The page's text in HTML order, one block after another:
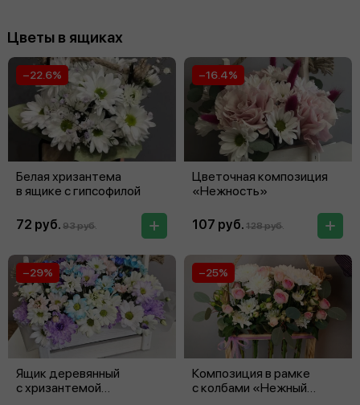
Цветы в ящиках
Белая хризантема
в ящике с гипсофилой
−22.6%
72 руб. 93 руб.
Цветочная композиция
«Нежность»
−16.4%
107 руб. 128 руб.
Ящик деревянный
с хризантемой
−29%
Композиция в рамке
с колбами «Нежный
−25%